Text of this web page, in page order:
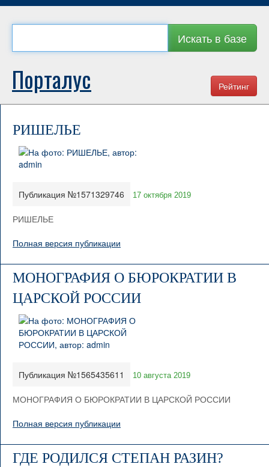
Искать в базе
Рейтинг
Порталус
РИШЕЛЬЕ
Публикация №1571329746 17 октября 2019
РИШЕЛЬЕ
Полная версия публикации
МОНОГРАФИЯ О БЮРОКРАТИИ В
ЦАРСКОЙ РОССИИ
Публикация №1565435611 10 августа 2019
МОНОГРАФИЯ О БЮРОКРАТИИ В ЦАРСКОЙ РОССИИ
Полная версия публикации
ГДЕ РОДИЛСЯ СТЕПАН РАЗИН?